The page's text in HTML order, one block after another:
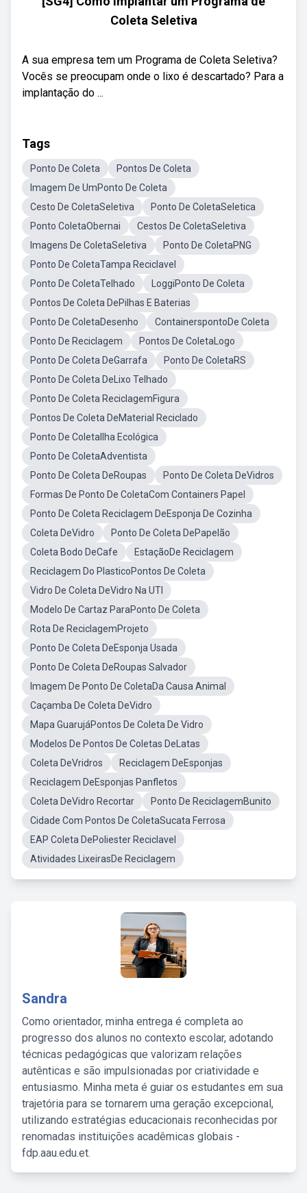
Coleta Seletiva
A sua empresa tem um Programa de Coleta Seletiva?
Vocês se preocupam onde o lixo é descartado? Para a
implantação do ...
Tags
Ponto De Coleta
Pontos De Coleta
Imagem De UmPonto De Coleta
Cesto De ColetaSeletiva
Ponto De ColetaSeletica
Ponto ColetaObernai
Cestos De ColetaSeletiva
Imagens De ColetaSeletiva
Ponto De ColetaPNG
Ponto De ColetaTampa Reciclavel
Ponto De ColetaTelhado
LoggiPonto De Coleta
Pontos De Coleta DePilhas E Baterias
Ponto De ColetaDesenho
ContainerspontoDe Coleta
Ponto De Reciclagem
Pontos De ColetaLogo
Ponto De Coleta DeGarrafa
Ponto De ColetaRS
Ponto De Coleta DeLixo Telhado
Ponto De Coleta ReciclagemFigura
Pontos De Coleta DeMaterial Reciclado
Ponto De ColetaIlha Ecológica
Ponto De ColetaAdventista
Ponto De Coleta DeRoupas
Ponto De Coleta DeVidros
Formas De Ponto De ColetaCom Containers Papel
Ponto De Coleta Reciclagem DeEsponja De Cozinha
Coleta DeVidro
Ponto De Coleta DePapelão
Coleta Bodo DeCafe
EstaçãoDe Reciclagem
Reciclagem Do PlasticoPontos De Coleta
Vidro De Coleta DeVidro Na UTI
Modelo De Cartaz ParaPonto De Coleta
Rota De ReciclagemProjeto
Ponto De Coleta DeEsponja Usada
Ponto De Coleta DeRoupas Salvador
Imagem De Ponto De ColetaDa Causa Animal
Caçamba De Coleta DeVidro
Mapa GuarujáPontos De Coleta De Vidro
Modelos De Pontos De Coletas DeLatas
Coleta DeVridros
Reciclagem DeEsponjas
Reciclagem DeEsponjas Panfletos
Coleta DeVidro Recortar
Ponto De ReciclagemBunito
Cidade Com Pontos De ColetaSucata Ferrosa
EAP Coleta DePoliester Reciclavel
Atividades LixeirasDe Reciclagem
Sandra
Como orientador, minha entrega é completa ao
progresso dos alunos no contexto escolar, adotando
técnicas pedagógicas que valorizam relações
autênticas e são impulsionadas por criatividade e
entusiasmo. Minha meta é guiar os estudantes em sua
trajetória para se tornarem uma geração excepcional,
utilizando estratégias educacionais reconhecidas por
renomadas instituições acadêmicas globais -
fdp.aau.edu.et.